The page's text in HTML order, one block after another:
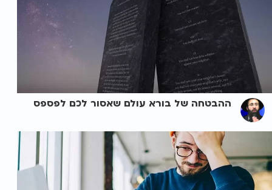
ההבטחה של בורא עולם שאסור לכם לפספס